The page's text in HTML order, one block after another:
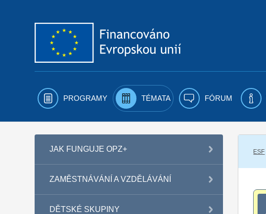
PROGRAMY TÉMATA FÓRUM
JAK FUNGUJE OPZ+
ZAMĚSTNÁVÁNÍ A VZDĚLÁVÁNÍ
DĚTSKÉ SKUPINY
ESF